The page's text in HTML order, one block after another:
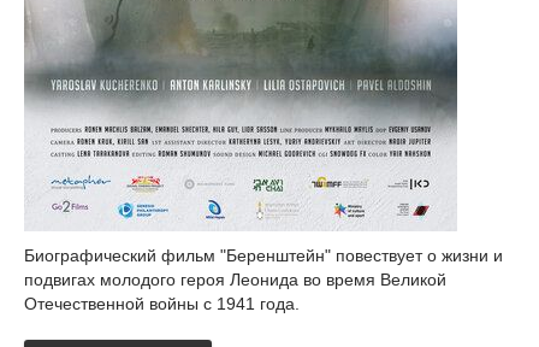
Биографический фильм "Беренштейн" повествует о жизни и
подвигах молодого героя Леонида во время Великой
Отечественной войны с 1941 года.